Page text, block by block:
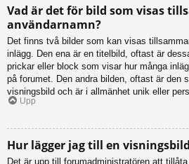
Vad är det för bild som visas
användarnamn?
Det finns två bilder som kan visas
inlägg. Den ena är en titelbild, oftast är
prickar eller block som visar hur många
på forumet. Den andra bilden, oftast är den
visningsbild och är i allmänhet unik eller
Upp
Hur lägger jag till en
Det är upp till forumadministratören att